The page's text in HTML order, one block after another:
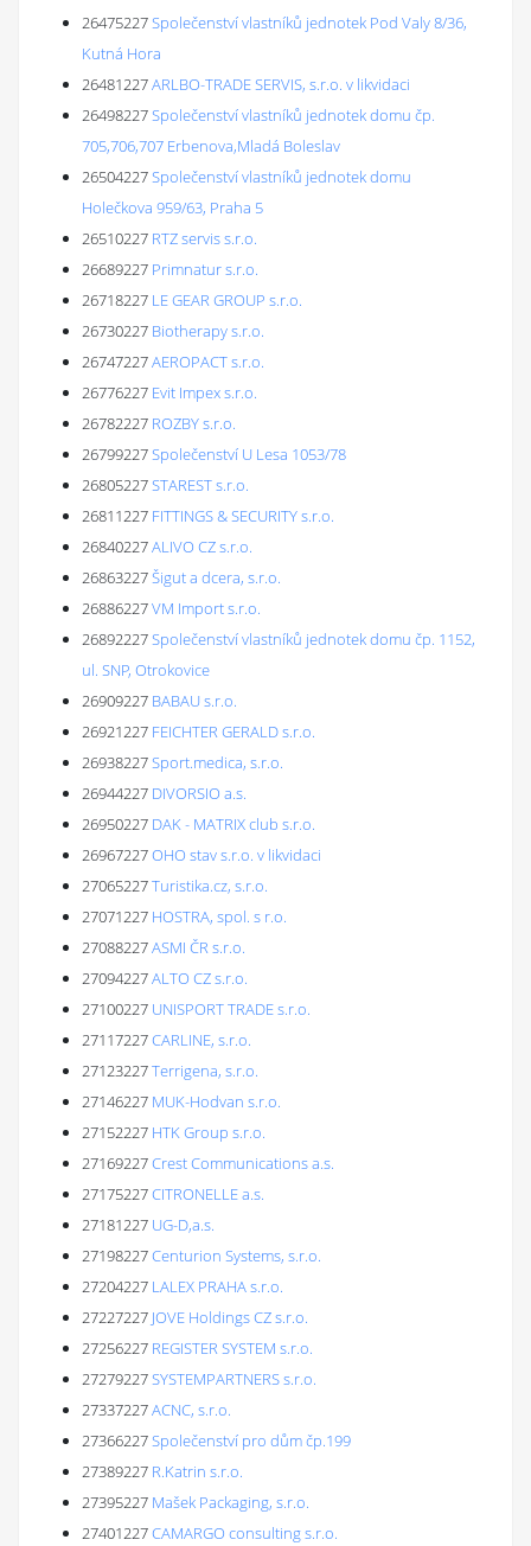
26475227Společenství vlastníků jednotek Pod Valy 8/36,
Kutná Hora
26481227ARLBO-TRADE SERVIS, s.r.o. v likvidaci
26498227Společenství vlastníků jednotek domu čp.
705,706,707 Erbenova,Mladá Boleslav
26504227Společenství vlastníků jednotek domu
Holečkova 959/63, Praha 5
26510227 RTZ servis s.r.o.
26689227 Primnatur s.r.o.
26718227 LE GEAR GROUP s.r.o.
26730227 Biotherapy s.r.o.
26747227AEROPACT s.r.o.
26776227 Evit Impex s.r.o.
26782227 ROZBY s.r.o.
26799227Společenství U Lesa 1053/78
26805227STAREST s.r.o.
26811227 FITTINGS & SECURITY s.r.o.
26840227ALIVO CZ s.r.o.
26863227Šigut a dcera, s.r.o.
26886227VM Import s.r.o.
26892227Společenství vlastníků jednotek domu čp. 1152,
ul. SNP, Otrokovice
26909227 BABAU s.r.o.
26921227 FEICHTER GERALD s.r.o.
26938227Sport.medica, s.r.o.
26944227 DIVORSIO a.s.
26950227 DAK - MATRIX club s.r.o.
26967227OHO stav s.r.o. v likvidaci
27065227Turistika.cz, s.r.o.
27071227 HOSTRA, spol. s r.o.
27088227ASMI ČR s.r.o.
27094227ALTO CZ s.r.o.
27100227 UNISPORT TRADE s.r.o.
27117227CARLINE, s.r.o.
27123227Terrigena, s.r.o.
27146227 MUK-Hodvan s.r.o.
27152227 HTK Group s.r.o.
27169227Crest Communications a.s.
27175227CITRONELLE a.s.
27181227 UG-D,a.s.
27198227Centurion Systems, s.r.o.
27204227 LALEX PRAHA s.r.o.
27227227 JOVE Holdings CZ s.r.o.
27256227 REGISTER SYSTEM s.r.o.
27279227SYSTEMPARTNERS s.r.o.
27337227ACNC, s.r.o.
27366227Společenství pro dům čp.199
27389227 R.Katrin s.r.o.
27395227 Mašek Packaging, s.r.o.
27401227CAMARGO consulting s.r.o.